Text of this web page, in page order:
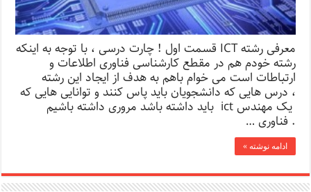
معرفی رشته ICT قسمت اول ! چارت درسی ، با توجه به اینکه
رشته خودم هم در مقطع کارشناسی فناوری اطلاعات و
ارتباطات است می خوام باهم به هدف از ایجاد این رشته
، درس هایی که دانشجویان باید پاس کنند و توانایی هایی که
یک مهندس ict باید داشته باشد مروری داشته باشیم
. فناوری …
ادامه نوشته »